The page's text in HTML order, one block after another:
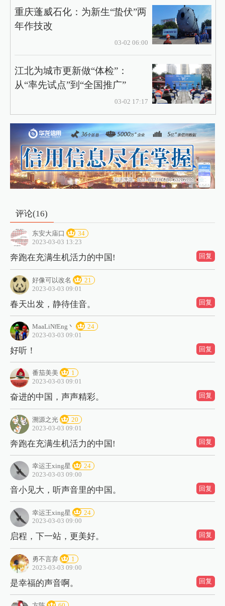
重庆蓬威石化：为新生“蛰伏”两
年作技改
03-02 06:00
江北为城市更新做“体检”：
从“率先试点”到“全国推广”
03-02 17:17
评论(16)
东安大庙口
34
2023-03-03 13:23
奔跑在充满生机活力的中国! 回复
好像可以改名
21
2023-03-03 09:01
春天出发，静待佳音。 回复
MaaLiNfEng丶
24
2023-03-03 09:01
好听！ 回复
番茄美美
1
2023-03-03 09:01
奋进的中国，声声精彩。 回复
溯源之光
20
2023-03-03 09:01
奔跑在充满生机活力的中国! 回复
幸运王xing星
24
2023-03-03 09:00
音小见大，听声音里的中国。 回复
幸运王xing星
24
2023-03-03 09:00
启程，下一站，更美好。 回复
勇不言弃
1
2023-03-03 09:00
是幸福的声音啊。 回复